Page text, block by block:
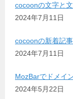
cocoonの文字と
2024年7月11日
cocoonの新着記
2024年7月11日
MozBarでドメイ
2024年5月22日